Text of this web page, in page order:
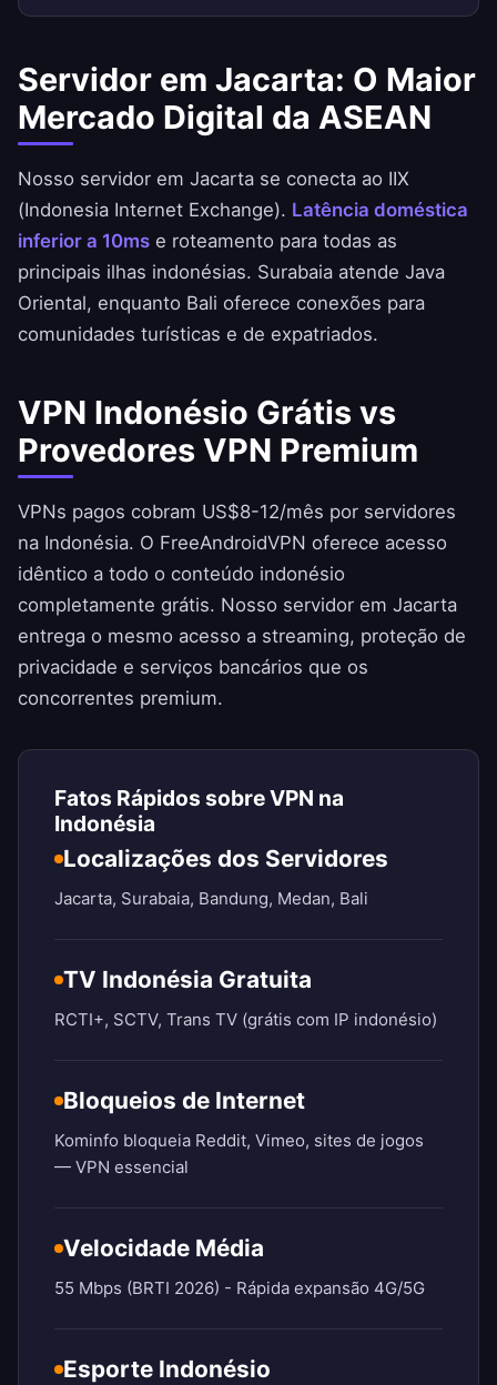
Servidor em Jacarta: O Maior
Mercado Digital da ASEAN
Nosso servidor em Jacarta se conecta ao IIX
(Indonesia Internet Exchange). Latência doméstica
inferior a 10ms e roteamento para todas as
principais ilhas indonésias. Surabaia atende Java
Oriental, enquanto Bali oferece conexões para
comunidades turísticas e de expatriados.
VPN Indonésio Grátis vs
Provedores VPN Premium
VPNs pagos cobram US$8-12/mês por servidores
na Indonésia. O FreeAndroidVPN oferece acesso
idêntico a todo o conteúdo indonésio
completamente grátis. Nosso servidor em Jacarta
entrega o mesmo acesso a streaming, proteção de
privacidade e serviços bancários que os
concorrentes premium.
Fatos Rápidos sobre VPN na
Indonésia
Localizações dos Servidores
Jacarta, Surabaia, Bandung, Medan, Bali
TV Indonésia Gratuita
RCTI+, SCTV, Trans TV (grátis com IP indonésio)
Bloqueios de Internet
Kominfo bloqueia Reddit, Vimeo, sites de jogos
— VPN essencial
Velocidade Média
55 Mbps (BRTI 2026) - Rápida expansão 4G/5G
Esporte Indonésio